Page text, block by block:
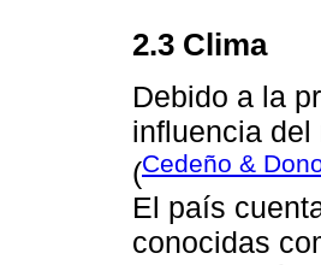
2.3 Clima
Debido a la
influencia del
(Cedeño &
El país
conocidas